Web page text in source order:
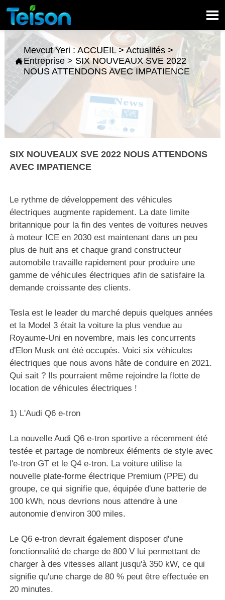


Mevcut Yeri :ACCUEIL>Actualités>
Entreprise> SIX NOUVEAUX SVE 2022
NOUS ATTENDONS AVEC IMPATIENCE
SIX NOUVEAUX SVE 2022 NOUS ATTENDONS
AVEC IMPATIENCE
Le rythme de développement des véhicules
électriques augmente rapidement. La date limite
britannique pour la fin des ventes de voitures neuves
à moteur ICE en 2030 est maintenant dans un peu
plus de huit ans et chaque grand constructeur
automobile travaille rapidement pour produire une
gamme de véhicules électriques afin de satisfaire la
demande croissante des clients.
Tesla est le leader du marché depuis quelques années
et la Model 3 était la voiture la plus vendue au
Royaume-Uni en novembre, mais les concurrents
d'Elon Musk ont été occupés. Voici six véhicules
électriques que nous avons hâte de conduire en 2021.
Qui sait ? Ils pourraient même rejoindre la flotte de
location de véhicules électriques !
1) L'Audi Q6 e-tron
La nouvelle Audi Q6 e-tron sportive a récemment été
testée et partage de nombreux éléments de style avec
l'e-tron GT et le Q4 e-tron. La voiture utilise la
nouvelle plate-forme électrique Premium (PPE) du
groupe, ce qui signifie que, équipée d'une batterie de
100 kWh, nous devrions nous attendre à une
autonomie d'environ 300 miles.
Le Q6 e-tron devrait également disposer d'une
fonctionnalité de charge de 800 V lui permettant de
charger à des vitesses allant jusqu'à 350 kW, ce qui
signifie qu'une charge de 80 % peut être effectuée en
20 minutes.